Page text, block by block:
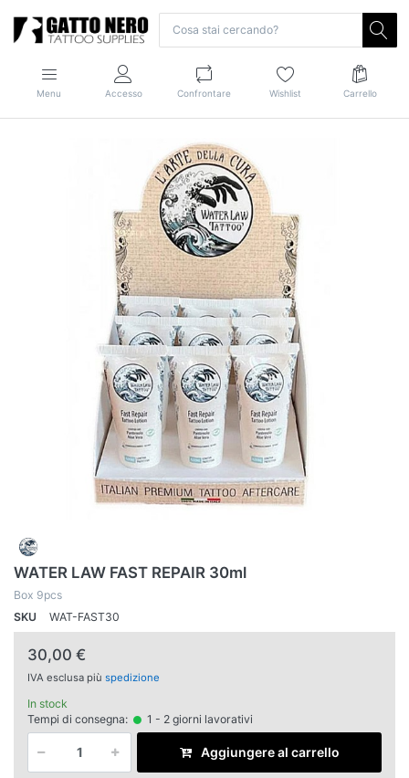
Menu Accesso Confrontare Wishlist Carrello
WATER LAW FAST REPAIR 30ml
Box 9pcs
SKU
WAT-FAST30
30,00 €
IVA esclusa più spedizione
In stock
Tempi di consegna:
1 - 2 giorni lavorativi
Aggiungere al carrello